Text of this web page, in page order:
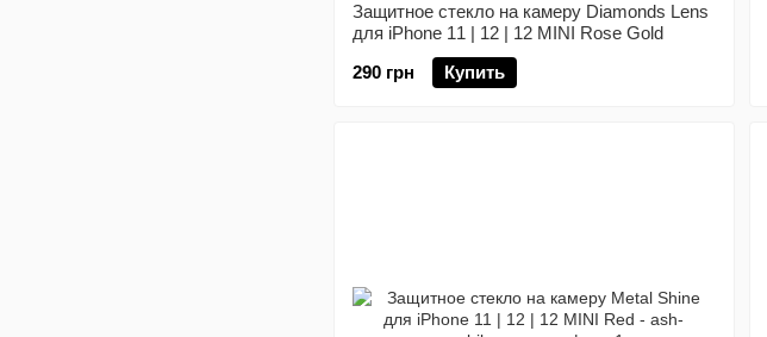
Защитное стекло на камеру Diamonds Lens
для iPhone 11 | 12 | 12 MINI Rose Gold
290 грн
Купить